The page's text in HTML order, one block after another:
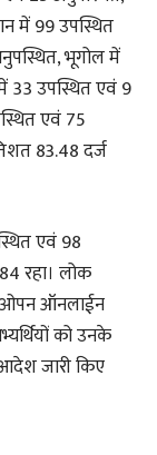
में 99 उपस्थित
भूगोल में
33 उपस्थित एवं 9
एवं 75
83.48 दर्ज
एवं 98
रहा। लोक
ओपन ऑनलाईन
को उनके
आदेश जारी किए